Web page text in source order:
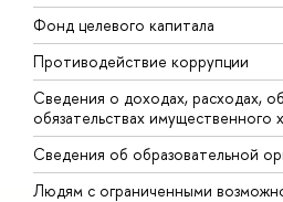
Фонд целевого капитала
Противодействие коррупции
Сведения о доходах, расходах,
обязательствах имущественного
Сведения об образовательной
Людям с ограниченными